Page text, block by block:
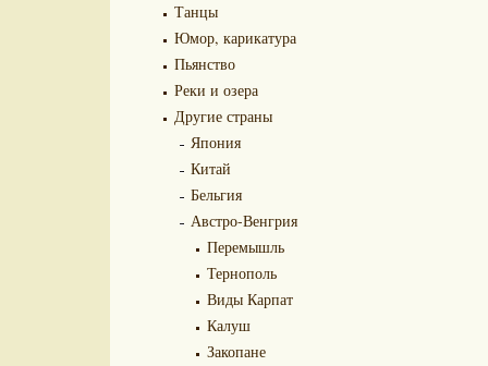
Танцы
Юмор, карикатура
Пьянство
Реки и озера
Другие страны
Япония
Китай
Бельгия
Австро-Венгрия
Перемышль
Тернополь
Виды Карпат
Калуш
Закопане